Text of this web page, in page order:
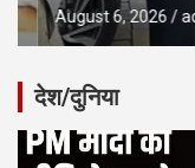
August 6, 2026
देश/दुनिया